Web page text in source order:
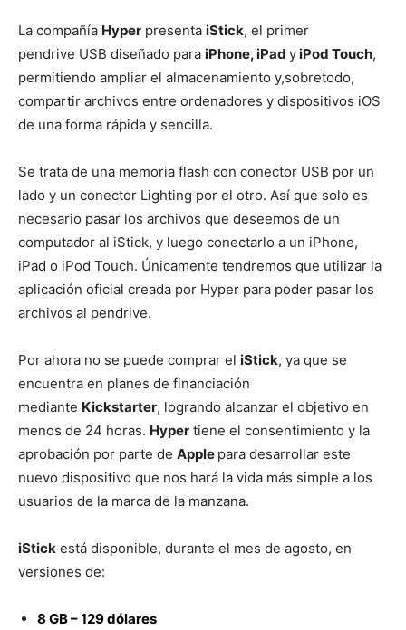
La compañía Hyper presenta iStick, el primer
pendrive USB diseñado para iPhone, iPad yiPod Touch,
permitiendo ampliar el almacenamiento y,sobretodo,
compartir archivos entre ordenadores y dispositivos iOS
de una forma rápida y sencilla.
Se trata de una memoria flash con conector USB por un
lado y un conector Lighting por el otro. Así que solo es
necesario pasar los archivos que deseemos de un
computador al iStick, y luego conectarlo a un iPhone,
iPad o iPod Touch. Únicamente tendremos que utilizar la
aplicación oficial creada por Hyper para poder pasar los
archivos al pendrive.
Por ahora no se puede comprar el iStick, ya que se
encuentra en planes de financiación
mediante Kickstarter, logrando alcanzar el objetivo en
menos de 24 horas. Hyper tiene el consentimiento y la
aprobación por parte de Apple para desarrollar este
nuevo dispositivo que nos hará la vida más simple a los
usuarios de la marca de la manzana.
iStick está disponible, durante el mes de agosto, en
versiones de:
8 GB – 129 dólares